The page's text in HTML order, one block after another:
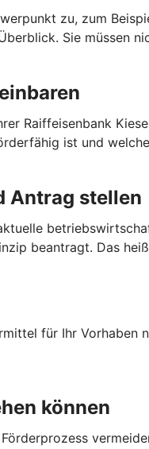
zu, zum
Sie müssen
Raiffeisenbank
ist und
Antrag stellen
beantragt. Das
für Ihr
können